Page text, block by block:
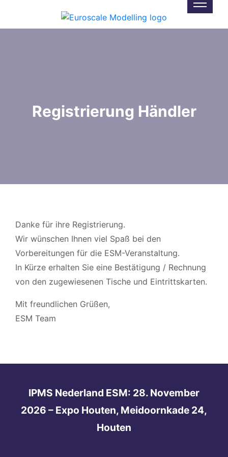
Registrierung Händler
Danke für ihre Registrierung.
Wir wünschen Ihnen viel Spaß bei den
Vorbereitungen für die ESM-Veranstaltung.
In Kürze erhalten Sie eine Bestätigung / Rechnung
von den zugewiesenen Tische und Eintrittskarten.
Mit freundlichen Grüßen,
ESM Team
IPMS Nederland ESM: 28. November
2026 – Expo Houten, Meidoornkade 24,
Houten